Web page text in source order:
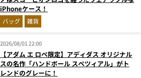
iPhoneケース！
バッグ 雑貨
2026/08/01 22:00
【アダム エ ロペ限定】アディダス オリジナル
スの名作「ハンドボール スペツィアル」がト
レンドのグレーに！